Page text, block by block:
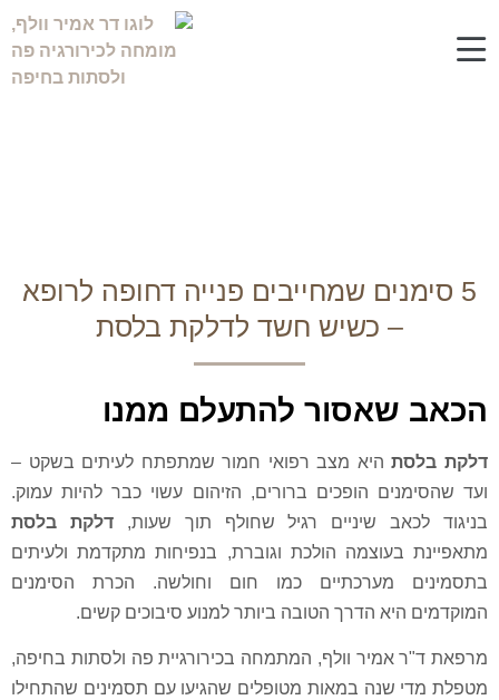
שמחייבים פנייה דחופה לרופא
– כשיש חשד לדלקת בלסת
להתעלם ממנו
היא מצב רפואי חמור שמתפתח לעיתים בשקט –
הופכים ברורים, הזיהום עשוי כבר להיות עמוק.
שיניים רגיל שחולף תוך שעות,דלקת בלסת
הולכת וגוברת, בנפיחות מתקדמת ולעיתים
מערכתיים כמו חום וחולשה. הכרת הסימנים
הדרך הטובה ביותר למנוע סיבוכים קשים.
וולף, המתמחה בכירורגיית פה ולסתות בחיפה,
במאות מטופלים שהגיעו עם תסמינים שהתחילו